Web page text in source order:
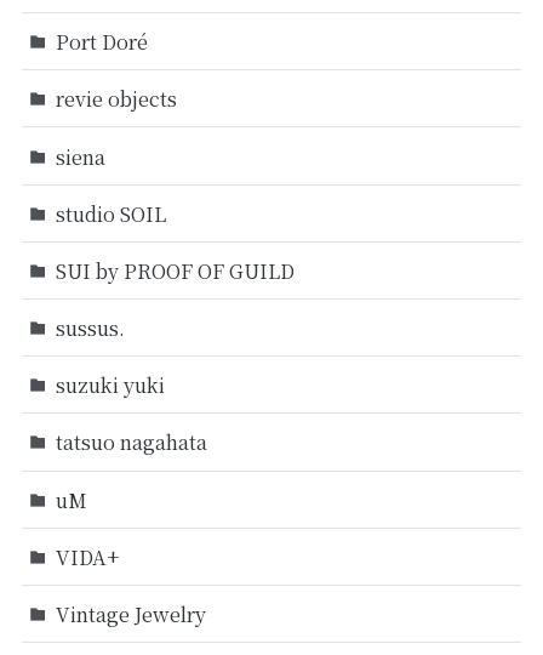
Port Doré
revie objects
siena
studio SOIL
SUI by PROOF OF GUILD
sussus.
suzuki yuki
tatsuo nagahata
uM
VIDA+
Vintage Jewelry